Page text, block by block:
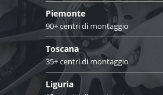
Piemonte
90+ centri di montaggio
Toscana
35+ centri di montaggio
Liguria